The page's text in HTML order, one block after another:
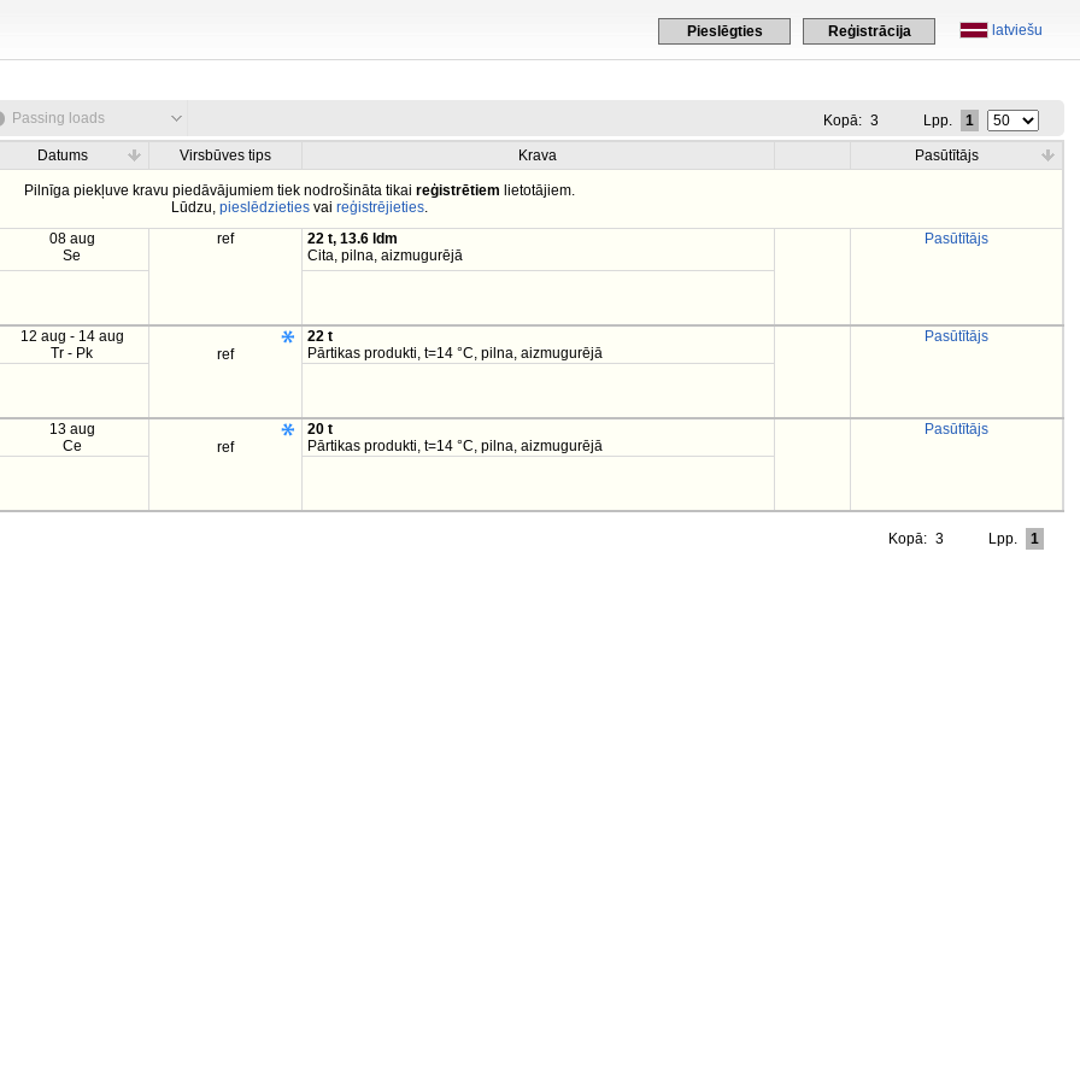
latviešu
Pieslēgties Reģistrācija
Passing loads Kopā: 3 Lpp. 1
Datums Virsbūves tips Krava Pasūtītājs
Pilnīga piekļuve kravu piedāvājumiem tiek nodrošināta tikaireģistrētiem lietotājiem.
Lūdzu,pieslēdzieties vaireģistrējieties.
08 aug
Se
ref
22 t, 13.6 ldm
Cita, pilna, aizmugurējā
Pasūtītājs
12 aug - 14 aug
Tr - Pk
ref
22 t
Pārtikas produkti, t=14 °C, pilna, aizmugurējā
Pasūtītājs
13 aug
Ce
ref
20 t
Pārtikas produkti, t=14 °C, pilna, aizmugurējā
Pasūtītājs
Kopā: 3 Lpp. 1